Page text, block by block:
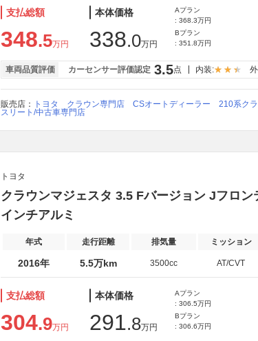
支払総額
348.5万円
本体価格
338.0万円
Aプラン
: 368.3万円
Bプラン
: 351.8万円
車両品質評価 カーセンサー評価認定 3.5点 内装:
販売店：
トヨタ クラウン専門店 CSオートディーラー 210系クラ
スリート/中古車専門店
トヨタ
クラウンマジェスタ 3.5 Fバージョン Jフロ
インチアルミ
年式 走行距離 排気量 ミッション
2016年 5.5万km 3500cc AT/CVT
支払総額
304.9万円
本体価格
291.8万円
Aプラン
: 306.5万円
Bプラン
: 306.6万円